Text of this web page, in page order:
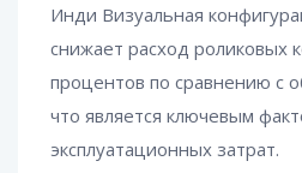
Инди Визуальная
снижает расход роликовых
процентов по сравнению с
что является ключевым
эксплуатационных затрат.